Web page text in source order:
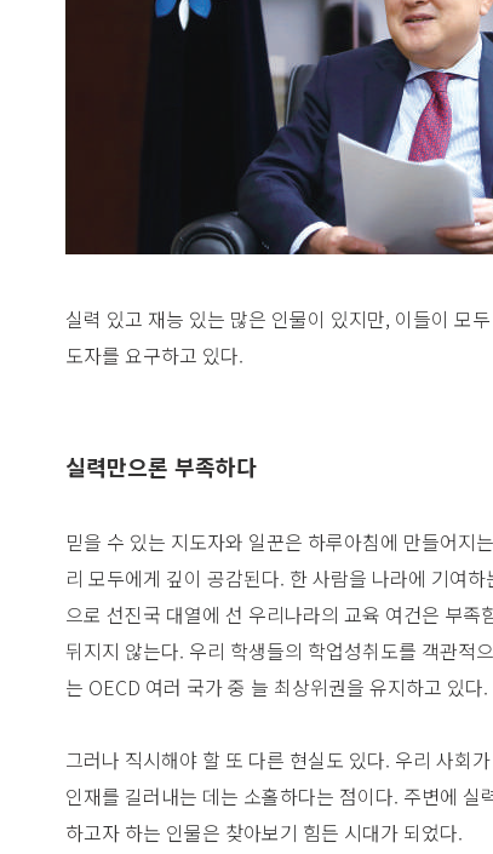
실력 있고 재능 있는 많은 인물이 있지만, 이들이 모
도자를 요구하고 있다.
실력만으론 부족하다
믿을 수 있는 지도자와 일꾼은 하루아침에 만들어지
리 모두에게 깊이 공감된다. 한 사람을 나라에 기여
으로 선진국 대열에 선 우리나라의 교육 여건은 부
뒤지지 않는다. 우리 학생들의 학업성취도를 객관
는 OECD 여러 국가 중 늘 최상위권을 유지하고 있다.
그러나 직시해야 할 또 다른 현실도 있다. 우리 사회
인재를 길러내는 데는 소홀하다는 점이다. 주변에
하고자 하는 인물은 찾아보기 힘든 시대가 되었다.